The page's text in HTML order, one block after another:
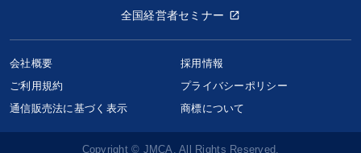
全国経営者セミナー
会社概要
採用情報
ご利用規約
プライバシーポリシー
通信販売法に基づく表示
商標について
Copyright © JMCA. All Rights Reserved.